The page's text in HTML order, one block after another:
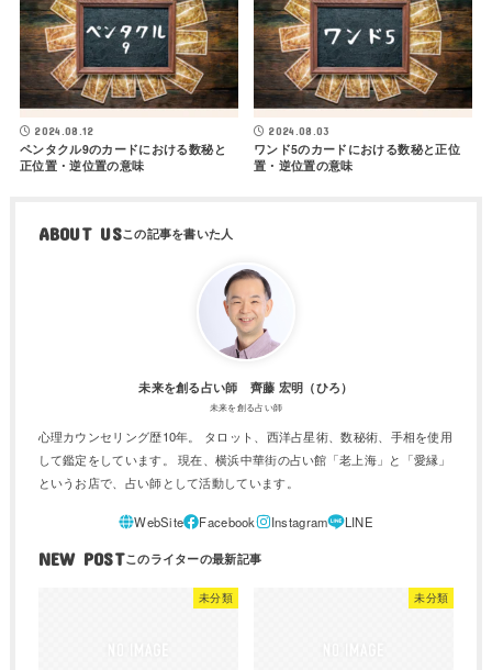
2024.08.12
ペンタクル9のカードにおける数秘と
正位置・逆位置の意味
2024.08.03
ワンド5のカードにおける数秘と正位
置・逆位置の意味
ABOUT US
未来を創る占い師 齊藤 宏明（ひろ）
未来を創る占い師
心理カウンセリング歴10年。 タロット、西洋占星術、数秘術、手相を使用
して鑑定をしています。 現在、横浜中華街の占い館「老上海」と「愛縁」
というお店で、占い師として活動しています。
NEW POST
未分類 未分類